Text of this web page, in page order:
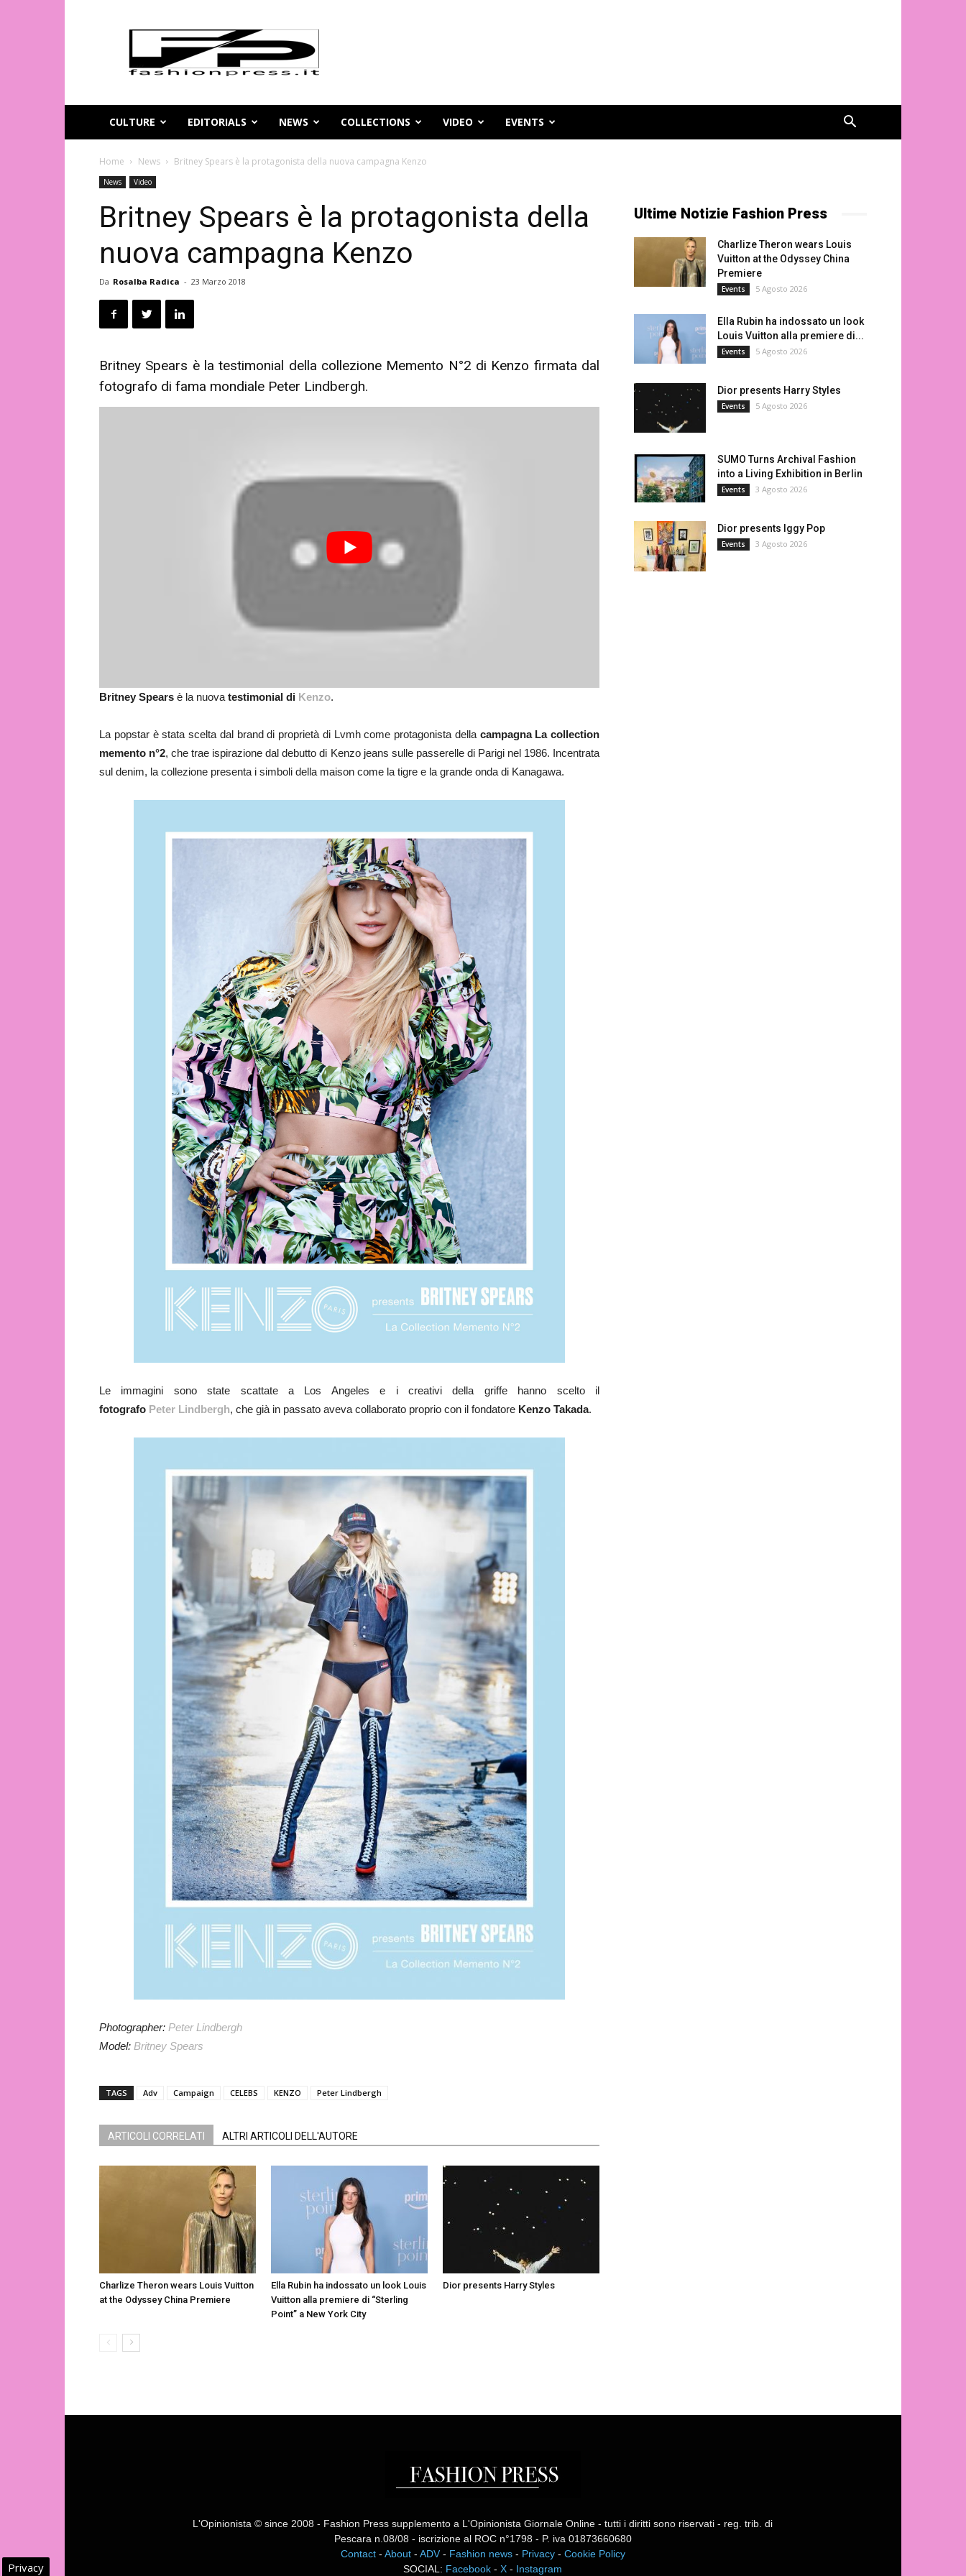
Magazine
moda
online
FashionPress.it
CULTURE
EDITORIALS NEWS COLLECTIONS VIDEO EVENTS
Home News Britney Spears è la protagonista della nuova campagna Kenzo
News Video
Britney Spears è la protagonista della
nuova campagna Kenzo
Da Rosalba Radica - 23 Marzo 2018
Britney Spears è la testimonial della collezione Memento N°2 di Kenzo firmata dal
fotografo di fama mondiale Peter Lindbergh.
Britney Spears è la nuova testimonial di Kenzo.
La popstar è stata scelta dal brand di proprietà di Lvmh come protagonista della campagna La collection
memento n°2, che trae ispirazione dal debutto di Kenzo jeans sulle passerelle di Parigi nel 1986. Incentrata
sul denim, la collezione presenta i simboli della maison come la tigre e la grande onda di Kanagawa.
Le immagini sono state scattate a Los Angeles e i creativi della griffe hanno scelto il
fotografo Peter Lindbergh, che già in passato aveva collaborato proprio con il fondatore Kenzo Takada.
Photographer: Peter Lindbergh
Model: Britney Spears
TAGS Adv Campaign CELEBS KENZO Peter Lindbergh
ARTICOLI CORRELATI ALTRI ARTICOLI DELL'AUTORE
Charlize Theron wears Louis Vuitton
at the Odyssey China Premiere
Ella Rubin ha indossato un look Louis
Vuitton alla premiere di “Sterling
Point” a New York City
Dior presents Harry Styles
Ultime Notizie Fashion Press
Charlize Theron wears Louis
Vuitton at the Odyssey China
Premiere
Events 5 Agosto 2026
Ella Rubin ha indossato un look
Louis Vuitton alla premiere di...
Events 5 Agosto 2026
Dior presents Harry Styles
Events 5 Agosto 2026
SUMO Turns Archival Fashion
into a Living Exhibition in Berlin
Events 3 Agosto 2026
Dior presents Iggy Pop
Events 3 Agosto 2026
L'Opinionista © since 2008 - Fashion Press supplemento a L'Opinionista Giornale Online - tutti i diritti sono riservati - reg. trib. di
Pescara n.08/08 - iscrizione al ROC n°1798 - P. iva 01873660680
Contact- About- ADV- Fashion news- Privacy- Cookie Policy
SOCIAL: Facebook -X - Instagram
Privacy